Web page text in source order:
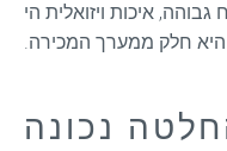
איכות ויזואלית הי
חלק ממערך המכירה.
נכונה